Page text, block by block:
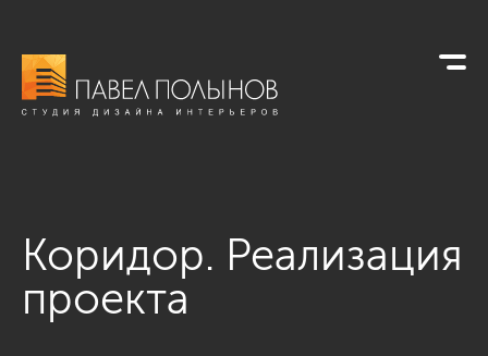
Коридор. Реализация
проекта